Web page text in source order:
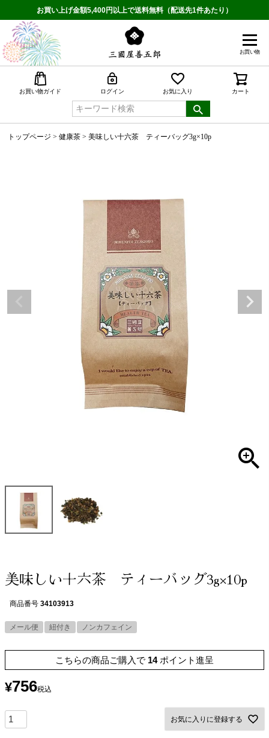
お買い上げ金額5,400円以上で送料無料（配送先1件あたり）
お買い物
お買い物ガイド ログイン お気に入り カート
トップページ 健康茶 美味しい十六茶 ティーバッグ3g×10p
美味しい十六茶 ティーバッグ3g×10p
商品番号 34103913
メール便 紐付き ノンカフェイン
こちらの商品ご購入で 14 ポイント進呈
¥756税込
お気に入りに登録する